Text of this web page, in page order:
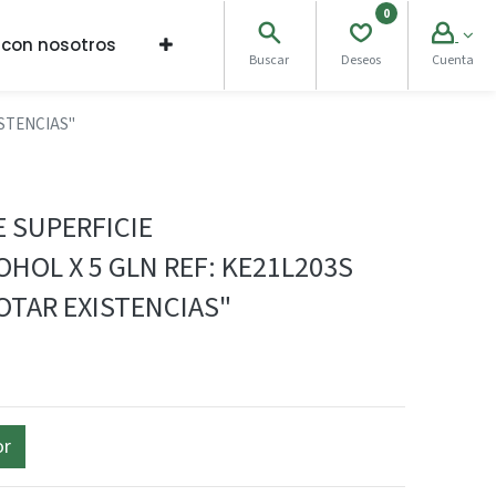
nosotros
Buscar
0
Deseos Cuenta
SUPERFICIE
X 5 GLN REF: KE21L203S
EXISTENCIAS"